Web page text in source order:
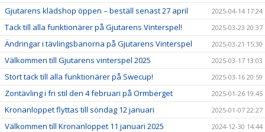
Gjutarens klädshop öppen – beställ senast 27 april 2025-04-14 17:24
Tack till alla funktionärer på Gjutarens Vinterspel! 2025-03-23 20:37
Ändringar i tävlingsbanorna på Gjutarens Vinterspel 2025-03-21 15:30
Välkommen till Gjutarens vinterspel 2025 2025-03-17 13:03
Stort tack till alla funktionärer på Swecup! 2025-03-16 20:59
Zontävling i fri stil den 4 februari på Ormberget 2025-01-26 19:45
Kronanloppet flyttas till söndag 12 januari 2025-01-07 22:27
Välkommen till Kronanloppet 11 januari 2025 2024-12-30 14:44